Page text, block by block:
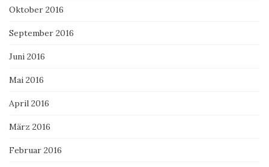
Oktober 2016
September 2016
Juni 2016
Mai 2016
April 2016
März 2016
Februar 2016